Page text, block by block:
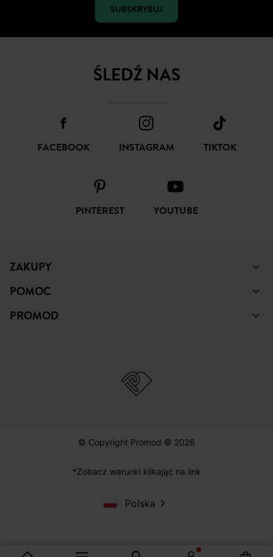
SUBSKRYBUJ
ŚLEDŹ NAS
FACEBOOK INSTAGRAM TIKTOK
PINTEREST YOUTUBE
ZAKUPY
POMOC
PROMOD
© Copyright Promod © 2026
*Zobacz warunki klikając na link
Polska